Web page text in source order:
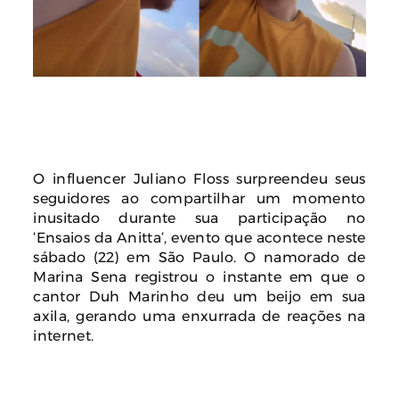
O influencer Juliano Floss surpreendeu seus
seguidores ao compartilhar um momento
inusitado durante sua participação no
‘Ensaios da Anitta‘, evento que acontece neste
sábado (22) em São Paulo. O namorado de
Marina Sena registrou o instante em que o
cantor Duh Marinho deu um beijo em sua
axila, gerando uma enxurrada de reações na
internet.